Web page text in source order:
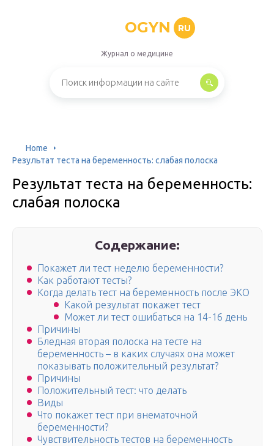
OGYN RU
Журнал о медицине
Home
Результат теста на беременность: слабая полоска
Результат теста на беременность:
слабая полоска
Содержание:
Покажет ли тест неделю беременности?
Как работают тесты?
Когда делать тест на беременность после ЭКО
Какой результат покажет тест
Может ли тест ошибаться на 14-16 день
Причины
Бледная вторая полоска на тесте на
беременность – в каких случаях она может
показывать положительный результат?
Причины
Положительный тест: что делать
Виды
Что покажет тест при внематочной
беременности?
Чувствительность тестов на беременность